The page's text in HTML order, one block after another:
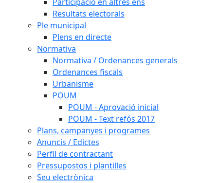
Resultats electorals
Ple municipal
Plens en directe
Normativa
Normativa / Ordenances generals
Ordenances fiscals
Urbanisme
POUM
POUM - Aprovació inicial
POUM - Text refós 2017
Plans, campanyes i programes
Anuncis / Edictes
Perfil de contractant
Pressupostos i plantilles
Seu electrònica